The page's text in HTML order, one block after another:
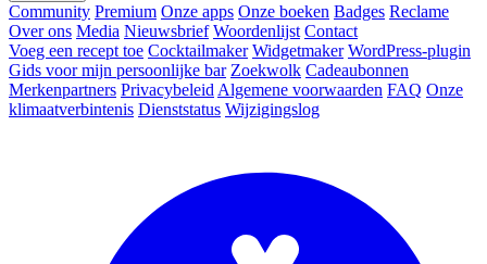
Community Premium Onze apps Onze boeken Badges Reclame
Over ons Media Nieuwsbrief Woordenlijst Contact
Voeg een recept toe Cocktailmaker Widgetmaker WordPress-plugin
Gids voor mijn persoonlijke bar Zoekwolk Cadeaubonnen
Merkenpartners Privacybeleid Algemene voorwaarden FAQ Onze
klimaatverbintenis Dienststatus Wijzigingslog